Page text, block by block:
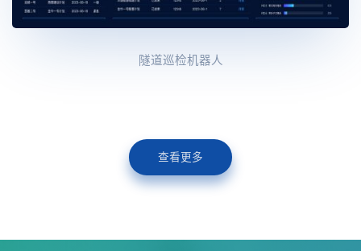
隧道巡检机器人
查看更多